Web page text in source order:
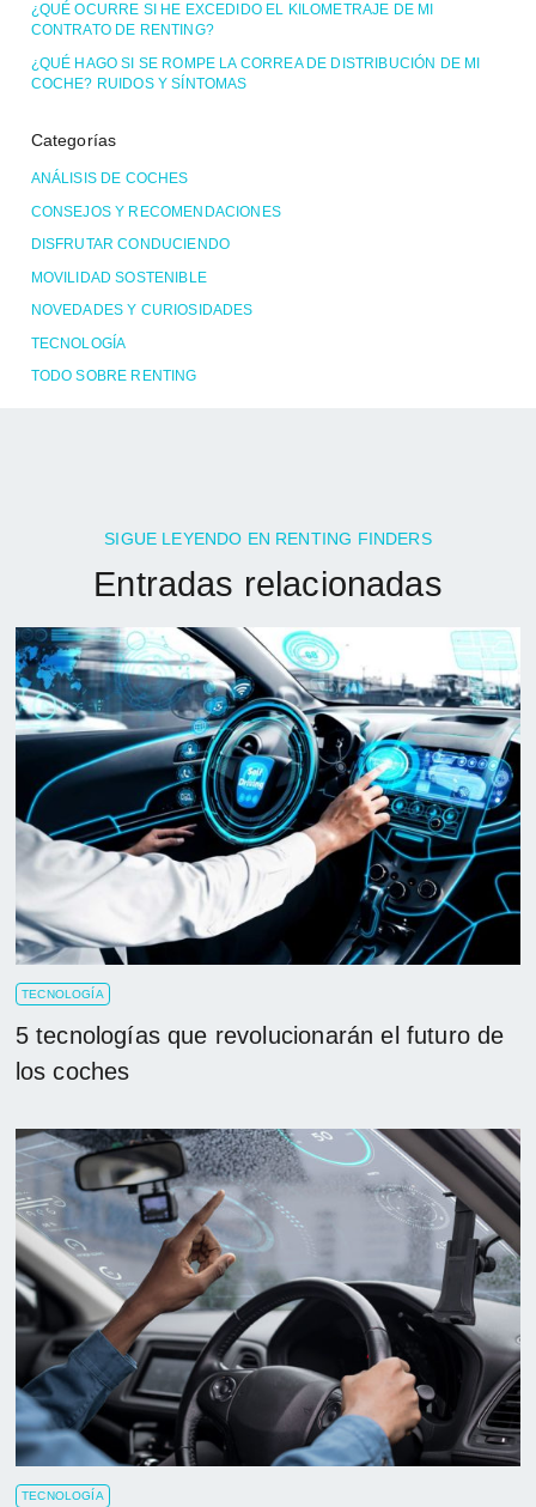
¿QUÉ OCURRE SI HE EXCEDIDO EL KILOMETRAJE DE MI
CONTRATO DE RENTING?
¿QUÉ HAGO SI SE ROMPE LA CORREA DE DISTRIBUCIÓN DE MI
COCHE? RUIDOS Y SÍNTOMAS
Categorías
ANÁLISIS DE COCHES
CONSEJOS Y RECOMENDACIONES
DISFRUTAR CONDUCIENDO
MOVILIDAD SOSTENIBLE
NOVEDADES Y CURIOSIDADES
TECNOLOGÍA
TODO SOBRE RENTING
SIGUE LEYENDO EN RENTING FINDERS
Entradas relacionadas
TECNOLOGÍA
5 tecnologías que revolucionarán el futuro de
los coches
TECNOLOGÍA